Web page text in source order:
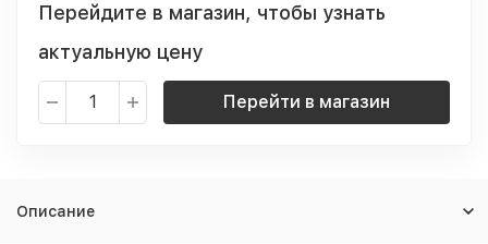
Перейдите в магазин, чтобы узнать
актуальную цену
Перейти в магазин
Описание